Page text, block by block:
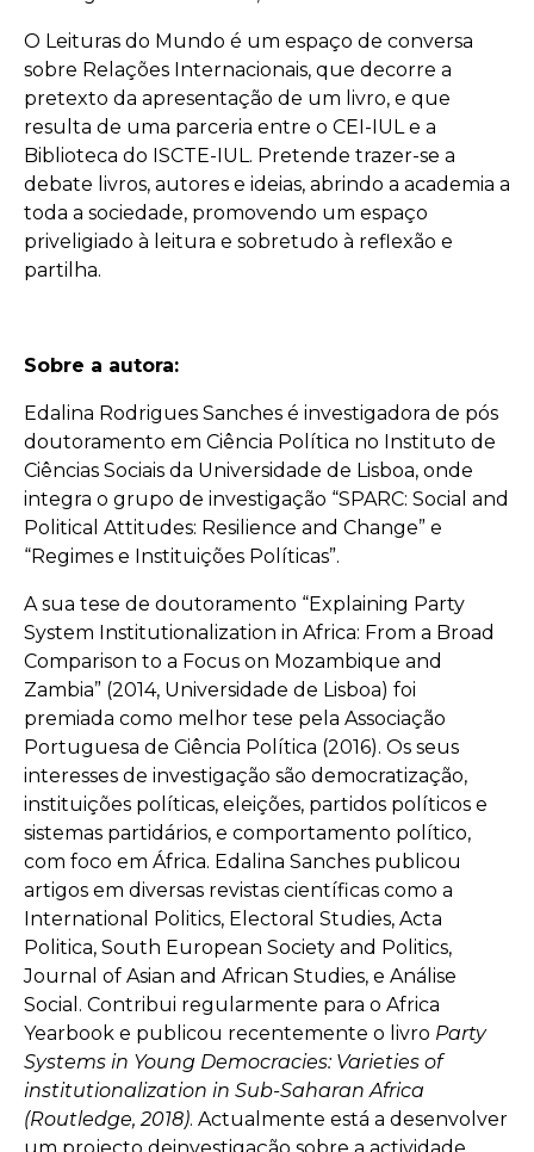
O Leituras do Mundo é um espaço de conversa
sobre Relações Internacionais, que decorre a
pretexto da apresentação de um livro, e que
resulta de uma parceria entre o CEI-IUL e a
Biblioteca do ISCTE-IUL. Pretende trazer-se a
debate livros, autores e ideias, abrindo a academia a
toda a sociedade, promovendo um espaço
priveligiado à leitura e sobretudo à reflexão e
partilha.
Sobre a autora:
Edalina Rodrigues Sanches é investigadora de pós
doutoramento em Ciência Política no Instituto de
Ciências Sociais da Universidade de Lisboa, onde
integra o grupo de investigação “SPARC: Social and
Political Attitudes: Resilience and Change” e
“Regimes e Instituições Políticas”.
A sua tese de doutoramento “Explaining Party
System Institutionalization in Africa: From a Broad
Comparison to a Focus on Mozambique and
Zambia” (2014, Universidade de Lisboa) foi
premiada como melhor tese pela Associação
Portuguesa de Ciência Política (2016). Os seus
interesses de investigação são democratização,
instituições políticas, eleições, partidos políticos e
sistemas partidários, e comportamento político,
com foco em África. Edalina Sanches publicou
artigos em diversas revistas científicas como a
International Politics, Electoral Studies, Acta
Politica, South European Society and Politics,
Journal of Asian and African Studies, e Análise
Social. Contribui regularmente para o Africa
Yearbook e publicou recentemente o livro Party
Systems in Young Democracies: Varieties of
institutionalization in Sub-Saharan Africa
(Routledge, 2018). Actualmente está a desenvolver